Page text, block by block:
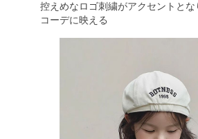
控えめなロゴ刺繍がアクセントと
コーデに映える